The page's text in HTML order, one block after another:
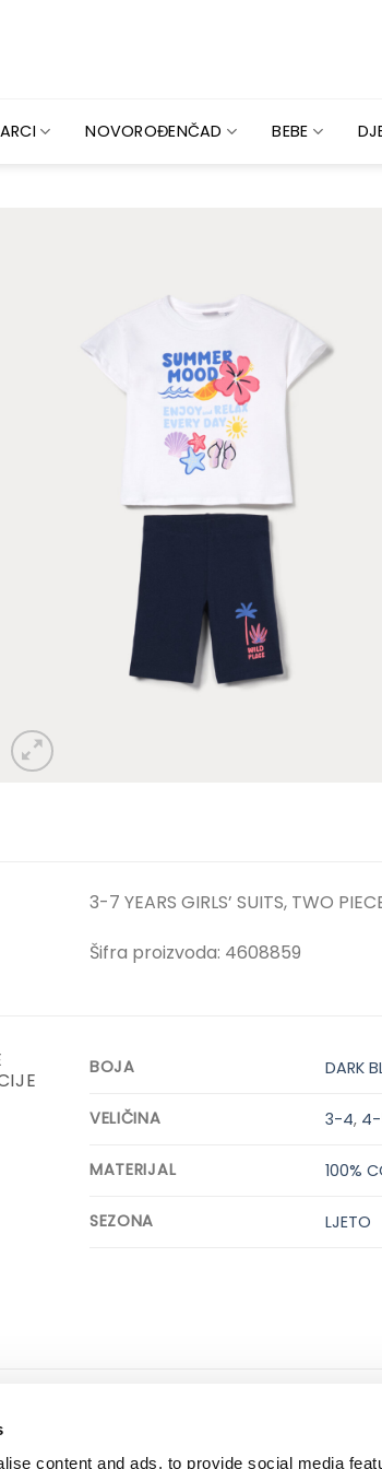
content and ads, to provide social media
NOVOROĐENČAD BEBE
3-7 YEARS GIRLS’ SUITS, TWO
Šifra proizvoda: 4608859
BOJA DARK
VELIČINA 3-4,
MATERIJAL 100%
SEZONA LJETO
informacije
i kupovine
dostava i